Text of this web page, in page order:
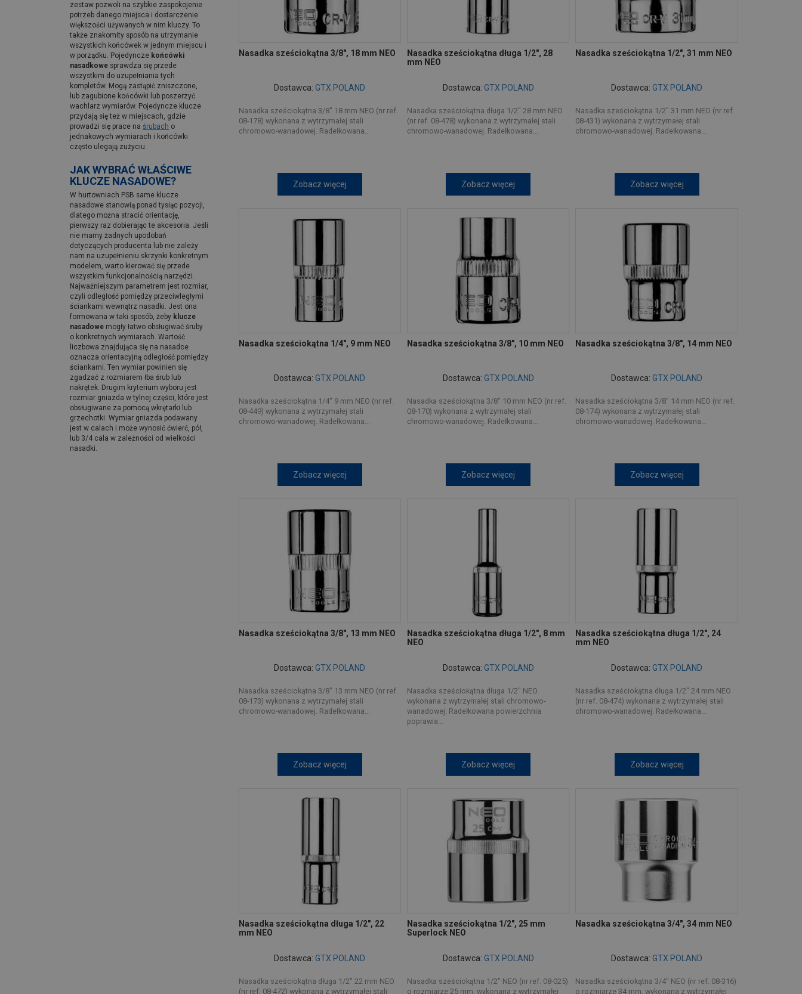
zestaw pozwoli na szybkie zaspokojenie
potrzeb danego miejsca i dostarczenie
większości używanych w nim kluczy. To
także znakomity sposób na utrzymanie
wszystkich końcówek w jednym miejscu i
w porządku. Pojedyncze końcówki
nasadkowe sprawdza się przede
wszystkim do uzupełniania tych
kompletów. Mogą zastąpić zniszczone,
lub zagubione końcówki lub poszerzyć
wachlarz wymiarów. Pojedyncze klucze
przydają się też w miejscach, gdzie
prowadzi się prace na śrubach o
jednakowych wymiarach i końcówki
często ulegają zużyciu.
JAK WYBRAĆ WŁAŚCIWE
KLUCZE NASADOWE?
W hurtowniach PSB same klucze
nasadowe stanowią ponad tysiąc pozycji,
dlatego można stracić orientację,
pierwszy raz dobierając te akcesoria. Jeśli
nie mamy żadnych upodobań
dotyczących producenta lub nie zależy
nam na uzupełnieniu skrzynki konkretnym
modelem, warto kierować się przede
wszystkim funkcjonalnością narzędzi.
Najważniejszym parametrem jest rozmiar,
czyli odległość pomiędzy przeciwległymi
ściankami wewnątrz nasadki. Jest ona
formowana w taki sposób, żeby klucze
nasadowe mogły łatwo obsługiwać śruby
o konkretnych wymiarach. Wartość
liczbowa znajdująca się na nasadce
oznacza orientacyjną odległość pomiędzy
ściankami. Ten wymiar powinien się
zgadzać z rozmiarem łba śrub lub
nakrętek. Drugim kryterium wyboru jest
rozmiar gniazda w tylnej części, które jest
obsługiwane za pomocą wkrętarki lub
grzechotki. Wymiar gniazda podawany
jest w calach i może wynosić ćwierć, pół,
lub 3/4 cala w zależności od wielkości
nasadki.
Nasadka sześciokątna 3/8", 18 mm NEO
Dostawca: GTX POLAND
Nasadka sześciokątna 3/8" 18 mm NEO (nr ref.
08-178) wykonana z wytrzymałej stali
chromowo-wanadowej. Radełkowana...
Zobacz więcej
Nasadka sześciokątna długa 1/2", 28
mm NEO
Dostawca: GTX POLAND
Nasadka sześciokątna długa 1/2" 28 mm NEO
(nr ref. 08-478) wykonana z wytrzymałej stali
chromowo-wanadowej. Radełkowana...
Zobacz więcej
Nasadka sześciokątna 1/2", 31 mm NEO
Dostawca: GTX POLAND
Nasadka sześciokątna 1/2" 31 mm NEO (nr ref.
08-431) wykonana z wytrzymałej stali
chromowo-wanadowej. Radełkowana...
Zobacz więcej
Nasadka sześciokątna 1/4", 9 mm NEO
Dostawca: GTX POLAND
Nasadka sześciokątna 1/4" 9 mm NEO (nr ref.
08-449) wykonana z wytrzymałej stali
chromowo-wanadowej. Radełkowana...
Zobacz więcej
Nasadka sześciokątna 3/8", 10 mm NEO
Dostawca: GTX POLAND
Nasadka sześciokątna 3/8" 10 mm NEO (nr ref.
08-170) wykonana z wytrzymałej stali
chromowo-wanadowej. Radełkowana...
Zobacz więcej
Nasadka sześciokątna 3/8", 14 mm NEO
Dostawca: GTX POLAND
Nasadka sześciokątna 3/8" 14 mm NEO (nr ref.
08-174) wykonana z wytrzymałej stali
chromowo-wanadowej. Radełkowana...
Zobacz więcej
Nasadka sześciokątna 3/8", 13 mm NEO
Dostawca: GTX POLAND
Nasadka sześciokątna 3/8" 13 mm NEO (nr ref.
08-173) wykonana z wytrzymałej stali
chromowo-wanadowej. Radełkowana...
Zobacz więcej
Nasadka sześciokątna długa 1/2", 8 mm
NEO
Dostawca: GTX POLAND
Nasadka sześciokątna długa 1/2" NEO
wykonana z wytrzymałej stali chromowo-
wanadowej. Radełkowana powierzchnia
poprawia...
Zobacz więcej
Nasadka sześciokątna długa 1/2", 24
mm NEO
Dostawca: GTX POLAND
Nasadka sześciokątna długa 1/2" 24 mm NEO
(nr ref. 08-474) wykonana z wytrzymałej stali
chromowo-wanadowej. Radełkowana...
Zobacz więcej
Nasadka sześciokątna długa 1/2", 22
mm NEO
Dostawca: GTX POLAND
Nasadka sześciokątna długa 1/2" 22 mm NEO
(nr ref. 08-472) wykonana z wytrzymałej stali
Nasadka sześciokątna 1/2", 25 mm
Superlock NEO
Dostawca: GTX POLAND
Nasadka sześciokątna 1/2" NEO (nr ref. 08-025)
o rozmiarze 25 mm, wykonana z wytrzymałej
Nasadka sześciokątna 3/4", 34 mm NEO
Dostawca: GTX POLAND
Nasadka sześciokątna 3/4" NEO (nr ref. 08-316)
o rozmiarze 34 mm, wykonana z wytrzymałej